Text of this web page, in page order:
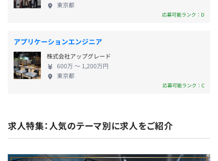
■社会保険：完備（雇用・労災・健康・厚生年金）
無期雇用
東京都
応募可能ランク：D
アプリケーションエンジニア
株式会社アップグレード
600万 〜 1,200万円
東京都
応募可能ランク：C
求人特集：人気のテーマ別に求人をご紹介